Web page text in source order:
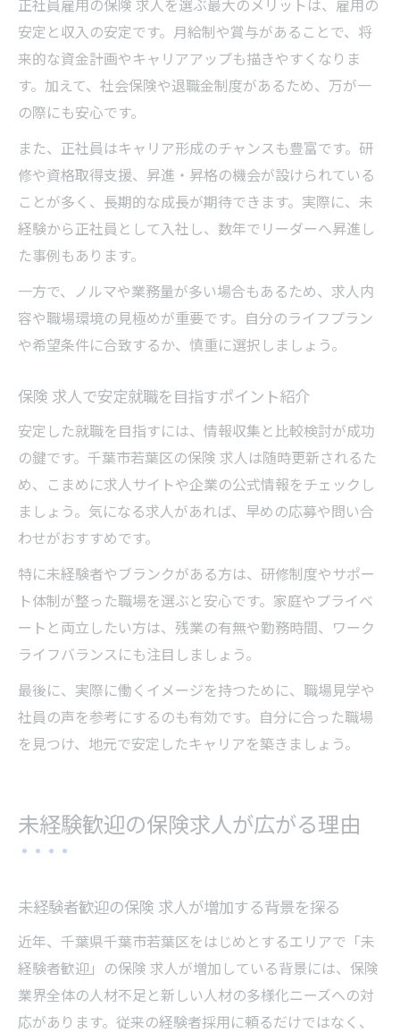
正社員雇用の保険 求人を選ぶ最大のメリットは、雇用の
安定と収入の安定です。月給制や賞与があることで、将
来的な資金計画やキャリアアップも描きやすくなりま
す。加えて、社会保険や退職金制度があるため、万が一
の際にも安心です。
また、正社員はキャリア形成のチャンスも豊富です。研
修や資格取得支援、昇進・昇格の機会が設けられている
ことが多く、長期的な成長が期待できます。実際に、未
経験から正社員として入社し、数年でリーダーへ昇進し
た事例もあります。
一方で、ノルマや業務量が多い場合もあるため、求人内
容や職場環境の見極めが重要です。自分のライフプラン
や希望条件に合致するか、慎重に選択しましょう。
保険 求人で安定就職を目指すポイント紹介
安定した就職を目指すには、情報収集と比較検討が成功
の鍵です。千葉市若葉区の保険 求人は随時更新されるた
め、こまめに求人サイトや企業の公式情報をチェックし
ましょう。気になる求人があれば、早めの応募や問い合
わせがおすすめです。
特に未経験者やブランクがある方は、研修制度やサポー
ト体制が整った職場を選ぶと安心です。家庭やプライベ
ートと両立したい方は、残業の有無や勤務時間、ワーク
ライフバランスにも注目しましょう。
最後に、実際に働くイメージを持つために、職場見学や
社員の声を参考にするのも有効です。自分に合った職場
を見つけ、地元で安定したキャリアを築きましょう。
未経験歓迎の保険求人が広がる理由
未経験者歓迎の保険 求人が増加する背景を探る
近年、千葉県千葉市若葉区をはじめとするエリアで「未
経験者歓迎」の保険 求人が増加している背景には、保険
業界全体の人材不足と新しい人材の多様化ニーズへの対
応があります。従来の経験者採用に頼るだけではなく、